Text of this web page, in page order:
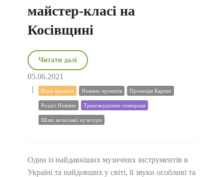
майстер-класі на
Косівщині
Читати далі
05.06.2021
Наші проекти Новини проектів Промоція Карпат
Розділ Новини Транскордонна співпраця
Шлях волоської культури
Один із найдавніших музичних інструментів в
Україні та найдовших у світі, її звуки особливі та